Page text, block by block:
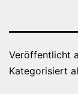
Veröffentlicht
Kategorisiert